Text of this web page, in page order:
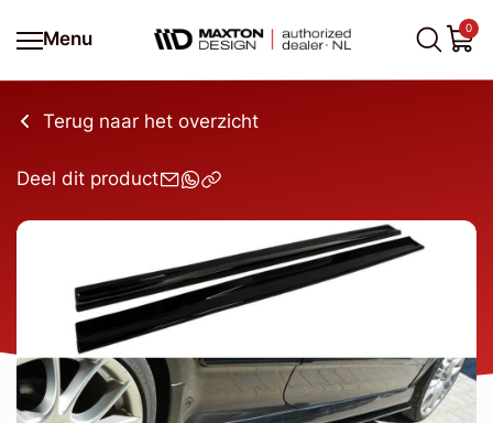
Menu
0
Terug naar het overzicht
Deel dit product